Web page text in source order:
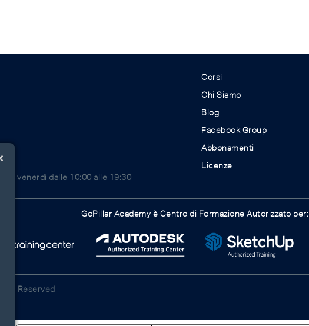
al venerdì dalle 10:00 alle 19:30
Corsi
Chi Siamo
Blog
Facebook Group
Abbonamenti
Licenze
GoPillar Academy è Centro di Formazione Autorizzato per:
Reserved